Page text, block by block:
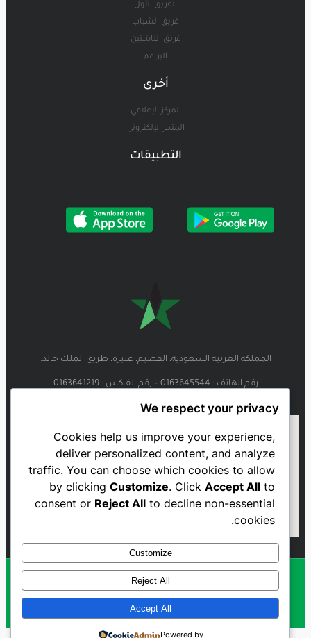
الفريق الأول
فريق الشباب
فريق الناشئين
البراعم
أخرى
المركز الإعلامي
المتجر الإلكتروني
التطبيقات
المملكة العربية السعودية، القصيم، عنيزة، طريق الملك خالد.
رقم الهاتف : 0163645544 – رقم الفاكس : 0163641219
Al Najmah FC - 2023
We respect your privacy
Cookies help us improve your experience,
deliver personalized content, and analyze
traffic. You can choose which cookies to allow
by clickingCustomize. ClickAccept All to
consent or Reject All to decline non-essential
cookies.
Customize
Reject All
Accept All
Powered by